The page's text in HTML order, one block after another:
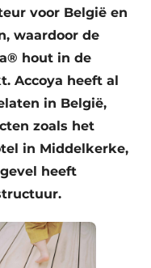
voor België en
waardoor de
hout in de
Accoya heeft al
in België,
zoals het
in Middelkerke,
heeft